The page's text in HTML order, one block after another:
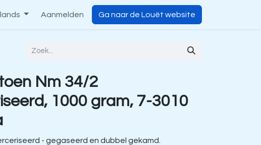
Aanmelden Ga naar de Louët website
Nm 34/2
1000 gram, 7-3010
- gegaseerd en dubbel gekamd.